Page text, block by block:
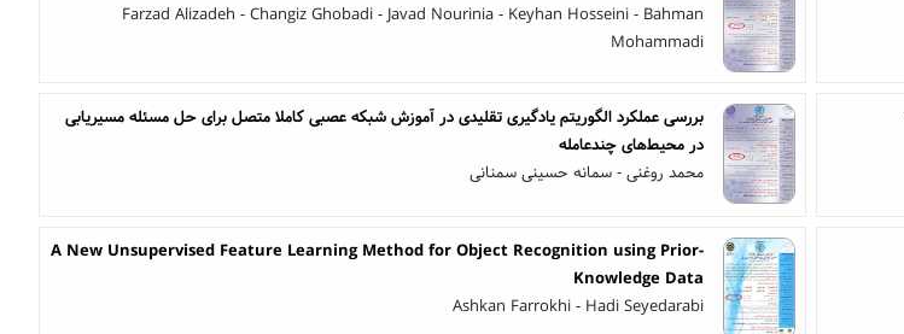
Farzad Alizadeh - Changiz Ghobadi - Javad Nourinia - Keyhan Hosseini - Bahman
Mohammadi
بررسی عملکرد الگوریتم یادگیری تقلیدی در آموزش شبکه عصبی کاملا متصل برای حل مسئله مسیریابی
در محیط‌های چندعامله
محمد روغنی - سمانه حسینی سمنانی
A New Unsupervised Feature Learning Method for Object Recognition using Prior-
Knowledge Data
Ashkan Farrokhi - Hadi Seyedarabi